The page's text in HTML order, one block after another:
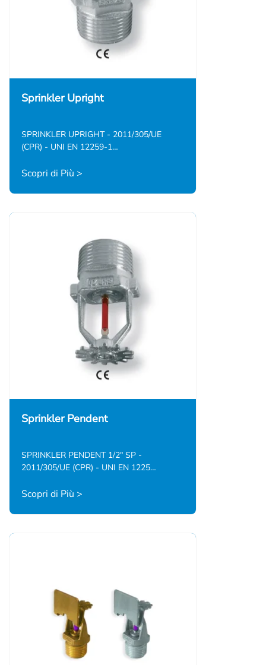
Sprinkler Upright
SPRINKLER UPRIGHT - 2011/305/UE
(CPR) - UNI EN 12259-1…
Scopri di Più >
Sprinkler Pendent
SPRINKLER PENDENT 1/2" SP -
2011/305/UE (CPR) - UNI EN 1225…
Scopri di Più >